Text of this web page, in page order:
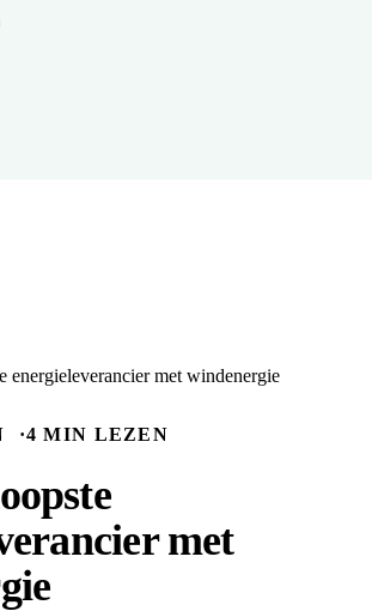
energieleverancier met windenergie
·4 MIN LEZEN
met